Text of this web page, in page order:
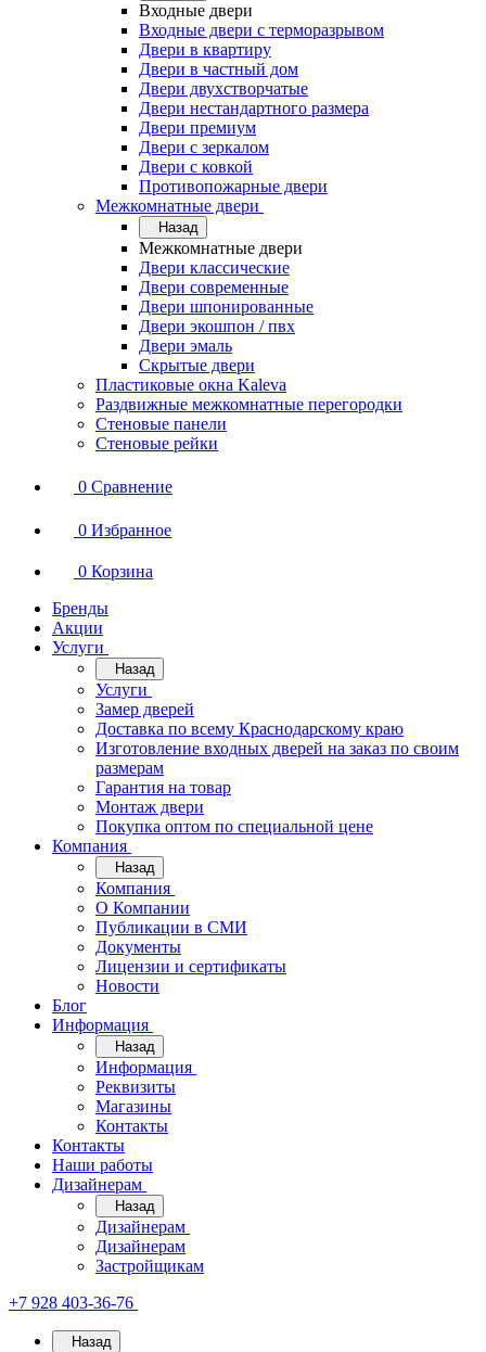
Входные двери
Входные двери с терморазрывом
Двери в квартиру
Двери в частный дом
Двери двухстворчатые
Двери нестандартного размера
Двери премиум
Двери с зеркалом
Двери с ковкой
Противопожарные двери
Межкомнатные двери
Назад
Межкомнатные двери
Двери классические
Двери современные
Двери шпонированные
Двери экошпон / пвх
Двери эмаль
Скрытые двери
Пластиковые окна Kaleva
Раздвижные межкомнатные перегородки
Стеновые панели
Стеновые рейки
0 Сравнение
0 Избранное
0 Корзина
Бренды
Акции
Услуги
Назад
Услуги
Замер дверей
Доставка по всему Краснодарскому краю
Изготовление входных дверей на заказ по своим
размерам
Гарантия на товар
Монтаж двери
Покупка оптом по специальной цене
Компания
Назад
Компания
О Компании
Публикации в СМИ
Документы
Лицензии и сертификаты
Новости
Блог
Информация
Назад
Информация
Реквизиты
Магазины
Контакты
Контакты
Наши работы
Дизайнерам
Назад
Дизайнерам
Дизайнерам
Застройщикам
+7 928 403-36-76
Назад